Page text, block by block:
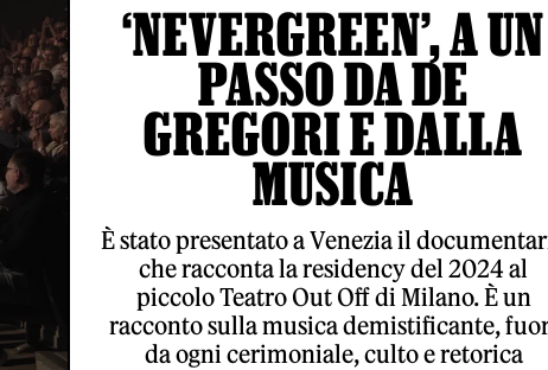
‘NEVERGREEN’, A UN
PASSO DA DE
GREGORI E DALLA
MUSICA
È stato presentato a Venezia il
che racconta la residency del 2024 al
piccolo Teatro Out Off di Milano. È un
racconto sulla musica demistificante,
da ogni cerimoniale, culto e retorica